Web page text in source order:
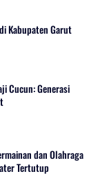
Kabupaten Garut
Cucun: Generasi
dan Olahraga
Tertutup